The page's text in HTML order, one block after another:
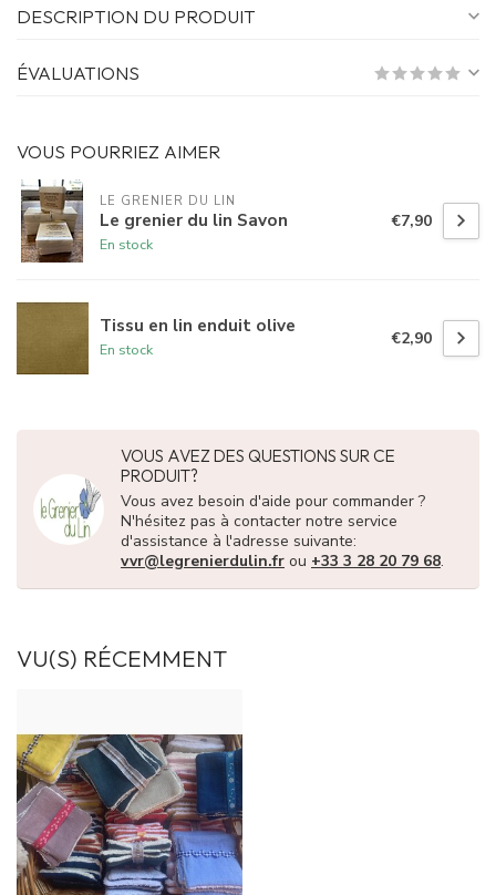
DESCRIPTION DU PRODUIT
ÉVALUATIONS
VOUS POURRIEZ AIMER
LE GRENIER DU LIN
Le grenier du lin Savon
En stock
€7,90
Tissu en lin enduit olive
En stock
€2,90
VOUS AVEZ DES QUESTIONS SUR CE
PRODUIT?
Vous avez besoin d'aide pour commander ?
N'hésitez pas à contacter notre service
d'assistance à l'adresse suivante:
vvr@legrenierdulin.fr ou +33 3 28 20 79 68.
VU(S) RÉCEMMENT